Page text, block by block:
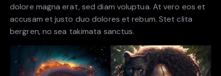
dolore magna erat, sed diam voluptua. At vero eos et
accusam et justo duo dolores et rebum. Stet clita
bergren, no sea takimata sanctus.